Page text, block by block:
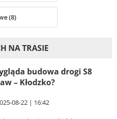
(8)
NA TRASIE
budowa drogi S8
– Kłodzko?
08-22 | 16:42